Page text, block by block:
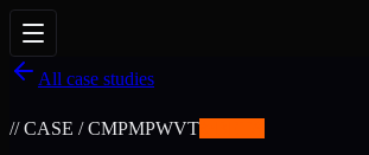
All case studies
// CASE / CMPMPWVT